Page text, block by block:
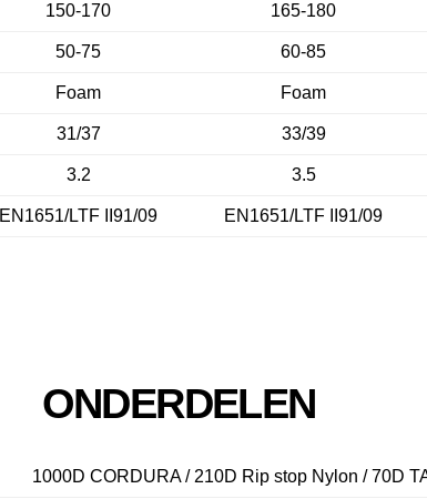
150-170 165-180
50-75 60-85
Foam Foam
31/37 33/39
3.2 3.5
EN1651/LTF II91/09 EN1651/LTF II91/09
ONDERDELEN
1000D CORDURA / 210D Rip stop Nylon / 70D